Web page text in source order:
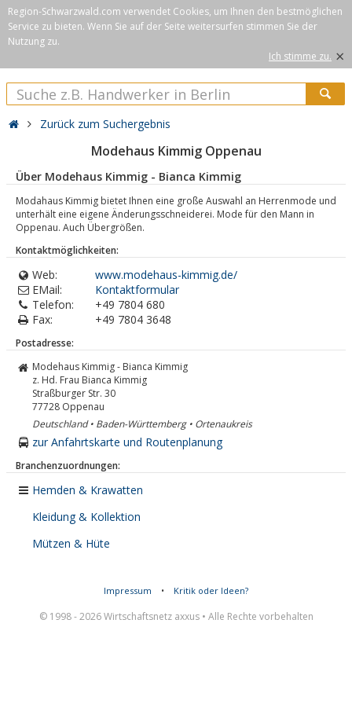
Region-Schwarzwald.com verwendet Cookies, um Ihnen den bestmöglichen
Service zu bieten. Wenn Sie auf der Seite weitersurfen stimmen Sie der
Nutzung zu.
Ich stimme zu. ×
Zurück zum Suchergebnis
Modehaus Kimmig Oppenau
Über Modehaus Kimmig - Bianca Kimmig
Modahaus Kimmig bietet Ihnen eine große Auswahl an Herrenmode und
unterhält eine eigene Änderungsschneiderei. Mode für den Mann in
Oppenau. Auch Übergrößen.
Kontaktmöglichkeiten:
Web:
www.modehaus-kimmig.de/
EMail:
Kontaktformular
Telefon:
+49 7804 680
Fax:
+49 7804 3648
Postadresse:
Modehaus Kimmig - Bianca Kimmig
z. Hd. Frau Bianca Kimmig
Straßburger Str. 30
77728 Oppenau
Deutschland • Baden-Württemberg • Ortenaukreis
zur Anfahrtskarte und Routenplanung
Branchenzuordnungen:
Hemden & Krawatten
Kleidung & Kollektion
Mützen & Hüte
Impressum • Kritik oder Ideen?
© 1998 - 2026 Wirtschaftsnetz axxus • Alle Rechte vorbehalten